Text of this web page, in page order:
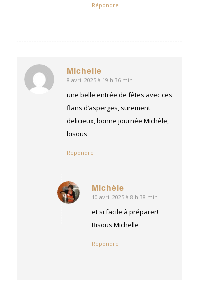
Répondre
Michelle
dit
:
8 avril 2025 à 19 h 36 min
une belle entrée de fêtes avec ces
flans d’asperges, surement
delicieux, bonne journée Michèle,
bisous
Répondre
Michèle
dit
10 avril 2025 à 8 h 38 min
et si facile à préparer!
Bisous Michelle
Répondre